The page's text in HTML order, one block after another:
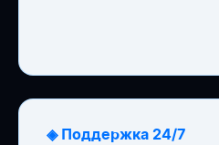
◈ Поддержка 24/7